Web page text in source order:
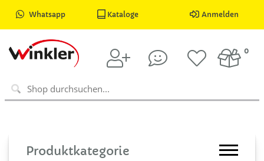
Whatsapp Kataloge Anmelden
0
Produktkategorie